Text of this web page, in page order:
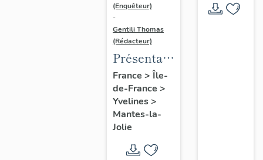
(Enquêteur)
-
Gentili Thomas
(Rédacteur)
Présentation
de l'étude
France > Île-
de-France >
Yvelines>
Mantes-la-
Jolie